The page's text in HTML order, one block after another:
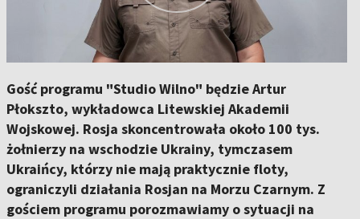
Gość programu "Studio Wilno" będzie Artur
Płokszto, wykładowca Litewskiej Akademii
Wojskowej. Rosja skoncentrowała około 100 tys.
żołnierzy na wschodzie Ukrainy, tymczasem
Ukraińcy, którzy nie mają praktycznie floty,
ograniczyli działania Rosjan na Morzu Czarnym. Z
gościem programu porozmawiamy o sytuacji na